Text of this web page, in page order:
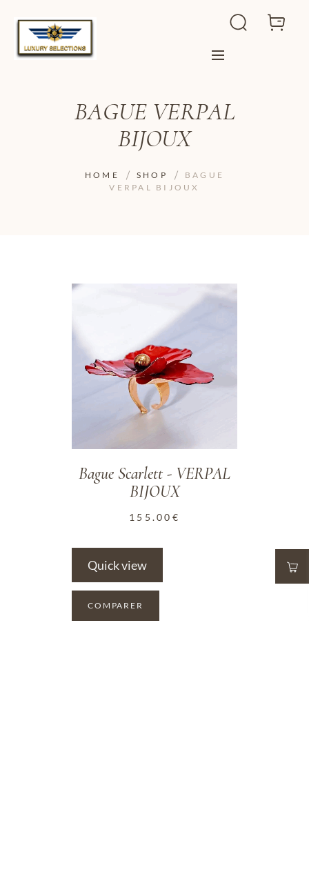
BAGUE VERPAL
BIJOUX
HOME SHOP
BAGUE
VERPAL BIJOUX
Bague Scarlett - VERPAL
BIJOUX
155.00 €
Quick view
COMPARER